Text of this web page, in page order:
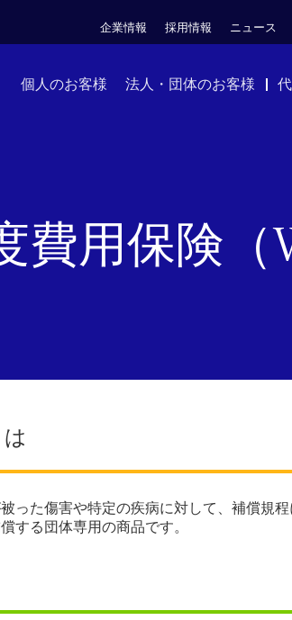
企業情報 採用情報 ニュース
個人のお客様 法人・団体のお客様
費用保険（
った傷害や特定の疾病に対して、補償規
する団体専用の商品です。